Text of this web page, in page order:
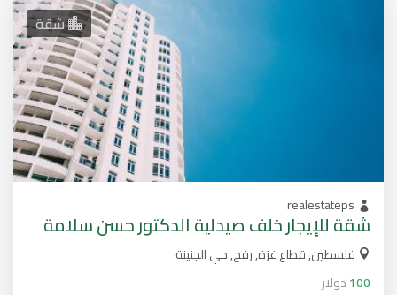
شقة
realestateps
شقة للإيجار خلف صيدلية الدكتور حسن سلامة
فلسطين, قطاع غزة, رفح, حي الجنينة
100دولار